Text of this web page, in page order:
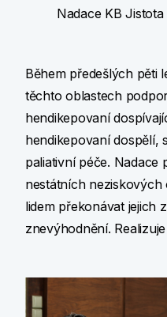
Nadace KB Jistota
Během předešlých pěti
těchto oblastech
hendikepovaní
hendikepovaní dospělí,
paliativní péče. Nadace
nestátních neziskových
lidem překonávat jejich
znevýhodnění.